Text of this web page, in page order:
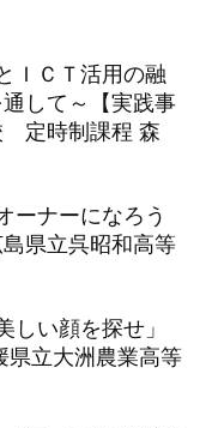
ＩＣＴ活用の融
して～【実践事
定時制課程 森
ーナーになろう
県立呉昭和高等
しい顔を探せ」
県立大洲農業高等